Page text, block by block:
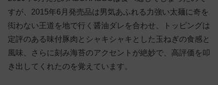
すが、2015年6月発売品は男気あふれる力強い太麺に奇を
衒わない王道を地で行く醤油ダレを合わせ、トッピングは
定評のある味付豚肉とシャキシャキとした玉ねぎの食感と
風味、さらに刻み海苔のアクセントが絶妙で、高評価を叩
き出してくれたのを覚えています。